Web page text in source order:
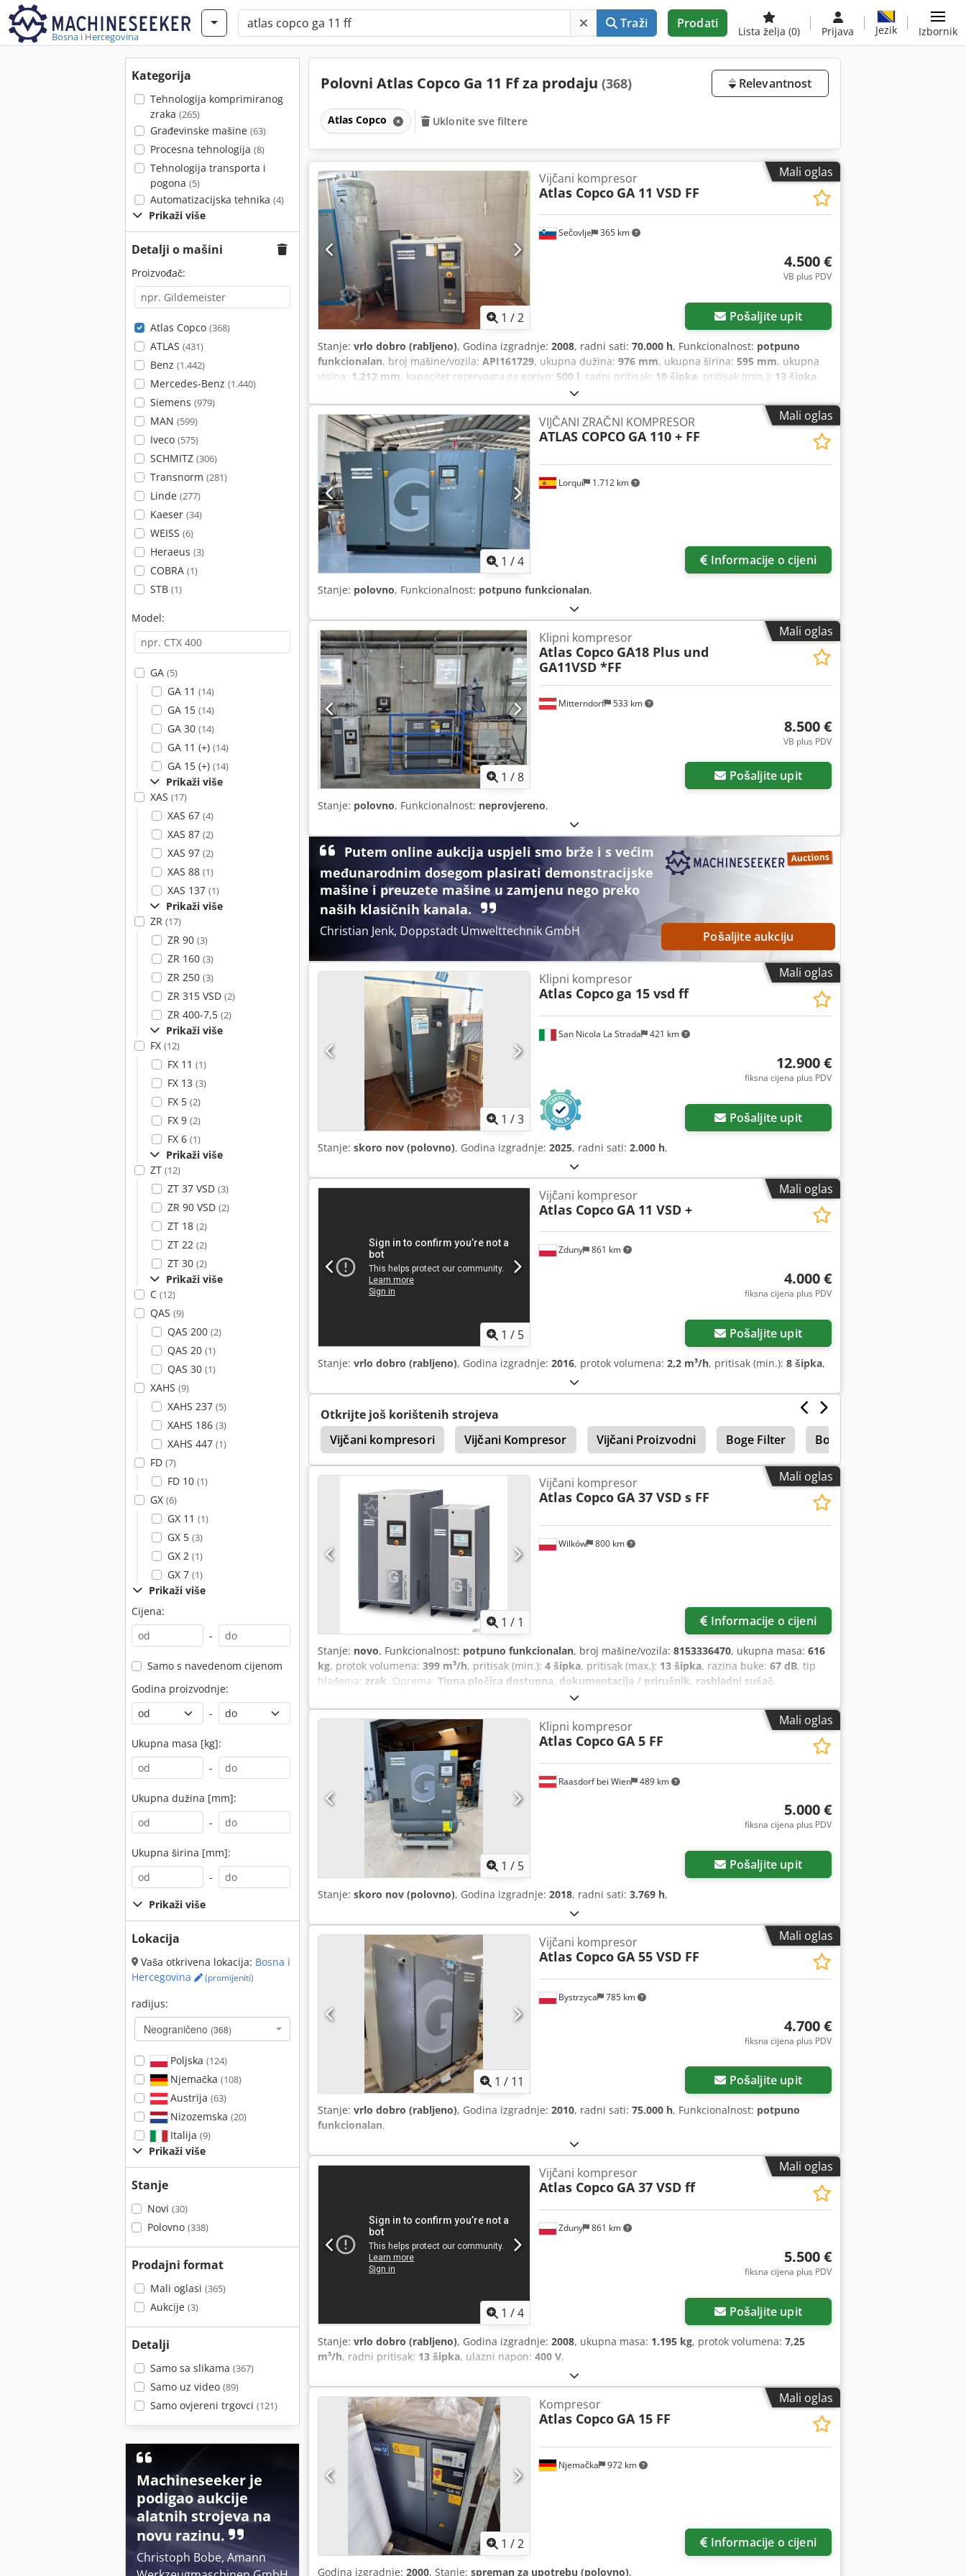
Bosna i Hercegovina
Traži Prodati
Lista želja (0) Prijava Jezik Izbornik
Kategorija
Tehnologija komprimiranog
zraka (265)
Građevinske mašine (63)
Procesna tehnologija (8)
Tehnologija transporta i
pogona (5)
Automatizacijska tehnika (4)
Prikaži više
Detalji o mašini
Proizvođač:
Atlas Copco (368)
ATLAS (431)
Benz (1.442)
Mercedes-Benz (1.440)
Siemens (979)
MAN (599)
Iveco (575)
SCHMITZ (306)
Transnorm (281)
Linde (277)
Kaeser (34)
WEISS (6)
Heraeus (3)
COBRA (1)
STB (1)
Model:
GA (5)
GA 11 (14)
GA 15 (14)
GA 30 (14)
GA 11 (+) (14)
GA 15 (+) (14)
Prikaži više
XAS (17)
XAS 67 (4)
XAS 87 (2)
XAS 97 (2)
XAS 88 (1)
XAS 137 (1)
Prikaži više
ZR (17)
ZR 90 (3)
ZR 160 (3)
ZR 250 (3)
ZR 315 VSD (2)
ZR 400-7,5 (2)
Prikaži više
FX (12)
FX 11 (1)
FX 13 (3)
FX 5 (2)
FX 9 (2)
FX 6 (1)
Prikaži više
ZT (12)
ZT 37 VSD (3)
ZR 90 VSD (2)
ZT 18 (2)
ZT 22 (2)
ZT 30 (2)
Prikaži više
C (12)
QAS (9)
QAS 200 (2)
QAS 20 (1)
QAS 30 (1)
XAHS (9)
XAHS 237 (5)
XAHS 186 (3)
XAHS 447 (1)
FD (7)
FD 10 (1)
GX (6)
GX 11 (1)
GX 5 (3)
GX 2 (1)
GX 7 (1)
Prikaži više
Cijena:
-
Samo s navedenom cijenom
Godina proizvodnje:
-
Ukupna masa [kg]:
-
Ukupna dužina [mm]:
-
Ukupna širina [mm]:
-
Prikaži više
Lokacija
Vaša otkrivena lokacija: Bosna i
Hercegovina
(promijeniti)
radijus:
Neograničeno (368)
Poljska (124)
Njemačka (108)
Austrija (63)
Nizozemska (20)
Italija (9)
Prikaži više
Stanje
Novi (30)
Polovno (338)
Prodajni format
Mali oglasi (365)
Aukcije (3)
Detalji
Samo sa slikama (367)
Samo uz video (89)
Samo ovjereni trgovci (121)
Machineseeker je
podigao aukcije
alatnih strojeva na
novu razinu.
Christoph Bobe, Amann
Polovni Atlas Copco Ga 11 Ff za prodaju (368) Relevantnost
Atlas Copco Uklonite sve filtere
Mali oglas
Zatražite još slika
1 /2
Sečovlje 365 km
Vijčani kompresor
Atlas Copco GA 11 VSD FF
4.500 €
VB plus PDV
Pošaljite upit
Stanje: vrlo dobro (rabljeno), Godina izgradnje: 2008, radni sati: 70.000 h, Funkcionalnost: potpuno
funkcionalan, broj mašine/vozila: API161729, ukupna dužina: 976 mm, ukupna širina: 595 mm, ukupna
visina: 1.212 mm, kapacitet rezervoara za gorivo: 500 l, radni pritisak: 10 šipka, pritisak (min.): 13 šipka,
dokumentacija / priručnik, rashladni sušač
Mali oglas
1 /4
Lorquí 1.712 km
VIJČANI ZRAČNI KOMPRESOR
ATLAS COPCO GA 110 + FF
Informacije o cijeni
Stanje: polovno, Funkcionalnost: potpuno funkcionalan,
Mali oglas
1 /8
Mitterndorf 533 km
Klipni kompresor
Atlas Copco GA18 Plus und
GA11VSD *FF
8.500 €
VB plus PDV
Pošaljite upit
Stanje: polovno, Funkcionalnost: neprovjereno,
Putem online aukcija uspjeli smo brže i s većim
međunarodnim dosegom plasirati demonstracijske
mašine i preuzete mašine u zamjenu nego preko
naših klasičnih kanala.
Christian Jenk, Doppstadt Umwelttechnik GmbH Pošaljite aukciju
Mali oglas
1 /3
San Nicola La Strada 421 km
Klipni kompresor
Atlas Copcoga 15 vsd ff
12.900 €
fiksna cijena plus PDV
Pošaljite upit
Stanje: skoro nov (polovno), Godina izgradnje: 2025, radni sati: 2.000 h,
Mali oglas
1 / 5
Zduny 861 km
Vijčani kompresor
Atlas Copco GA 11 VSD +
4.000 €
fiksna cijena plus PDV
Pošaljite upit
Stanje: vrlo dobro (rabljeno), Godina izgradnje: 2016, protok volumena: 2,2 m³/h, pritisak (min.): 8 šipka,
Otkrijte još korištenih strojeva
Vijčani kompresori
Vijčani Kompresor Vijčani Proizvodni Boge Filter Boge Lr
Renner Atlas Copco Xrxs 566
Mali oglas
1 / 1
Wilków 800 km
Vijčani kompresor
Atlas Copco GA 37 VSD s FF
Informacije o cijeni
Stanje: novo, Funkcionalnost: potpuno funkcionalan, broj mašine/vozila: 8153336470, ukupna masa: 616
kg, protok volumena: 399 m³/h, pritisak (min.): 4 šipka, pritisak (max.): 13 šipka, razina buke: 67 dB, tip
hlađenja: zrak, Oprema: Tipna pločica dostupna, dokumentacija / priručnik, rashladni sušač,
Mali oglas
1 / 5
Raasdorf bei Wien 489 km
Klipni kompresor
Atlas Copco GA 5 FF
5.000 €
fiksna cijena plus PDV
Pošaljite upit
Stanje: skoro nov (polovno), Godina izgradnje: 2018, radni sati: 3.769 h,
Mali oglas
1 / 11
Bystrzyca 785 km
Vijčani kompresor
Atlas Copco GA 55 VSD FF
4.700 €
fiksna cijena plus PDV
Pošaljite upit
Stanje: vrlo dobro (rabljeno), Godina izgradnje: 2010, radni sati: 75.000 h, Funkcionalnost: potpuno
funkcionalan,
Mali oglas
1 /4
Zduny 861 km
Vijčani kompresor
Atlas Copco GA 37 VSD ff
5.500 €
fiksna cijena plus PDV
Pošaljite upit
Stanje: vrlo dobro (rabljeno), Godina izgradnje: 2008, ukupna masa: 1.195 kg, protok volumena: 7,25
m³/h, radni pritisak: 13 šipka, ulazni napon: 400 V,
Mali oglas
1 /2
Njemačka 972 km
Kompresor
Atlas Copco GA 15 FF
Informacije o cijeni
Godina izgradnje: 2000, Stanje: spreman za upotrebu (polovno),